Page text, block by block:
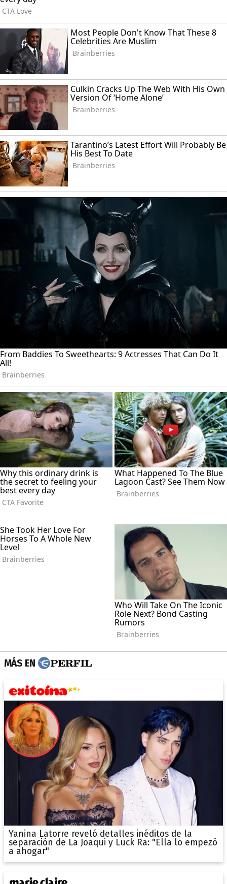
MÁS EN
Yanina Latorre reveló detalles inéditos de la
separación de La Joaqui y Luck Ra: "Ella lo empezó
a ahogar"